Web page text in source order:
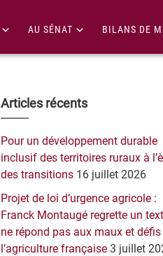
AU SÉNAT BILANS DE
Barre
latérale
principale
Articles récents
Pour un développement durable
inclusif des territoires ruraux à
des transitions 16 juillet 2026
Projet de loi d’urgence agricole :
Franck Montaugé regrette un
ne répond pas aux maux et défis
l’agriculture française 3 juillet